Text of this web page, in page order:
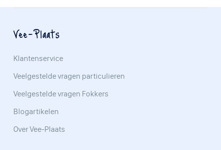
Vee-Plaats
Klantenservice
Veelgestelde vragen particulieren
Veelgestelde vragen Fokkers
Blogartikelen
Over Vee-Plaats